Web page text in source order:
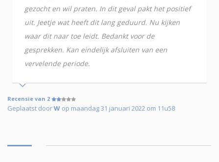
gezocht en wil praten. In dit geval pakt het positief
uit. Jeetje wat heeft dit lang geduurd. Nu kijken
waar dit naar toe leidt. Bedankt voor de
gesprekken. Kan eindelijk afsluiten van een
vervelende periode.
Recensie van 2
Geplaatst doorW op maandag 31 januari 2022 om 11u58